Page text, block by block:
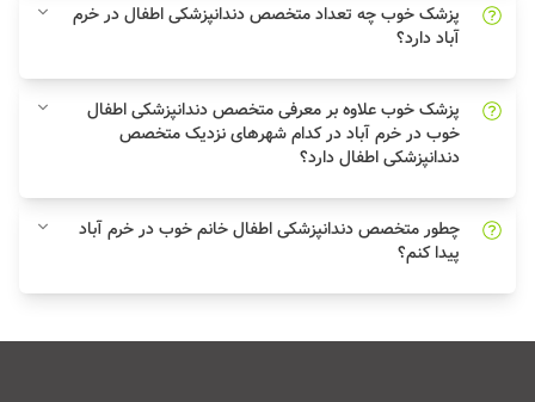
پزشک خوب چه تعداد متخصص دندانپزشکی اطفال در خرم
آباد دارد؟
پزشک خوب علاوه بر معرفی متخصص دندانپزشکی اطفال
خوب در خرم آباد در کدام شهرهای نزدیک متخصص
دندانپزشکی اطفال دارد؟
چطور متخصص دندانپزشکی اطفال خانم خوب در خرم آباد
پیدا کنم؟